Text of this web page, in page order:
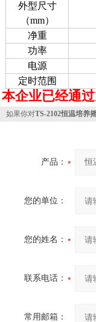
外型尺寸
（mm）
净重
功率
电源
定时范围
本企业已经通
如果你对TS-2102恒温培养
产品：
您的单位：
您的姓名：
联系电话：
常用邮箱：